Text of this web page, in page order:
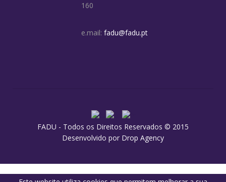
160
e.mail: fadu@fadu.pt
FADU - Todos os Direitos Reservados © 2015
Desenvolvido por Drop Agency